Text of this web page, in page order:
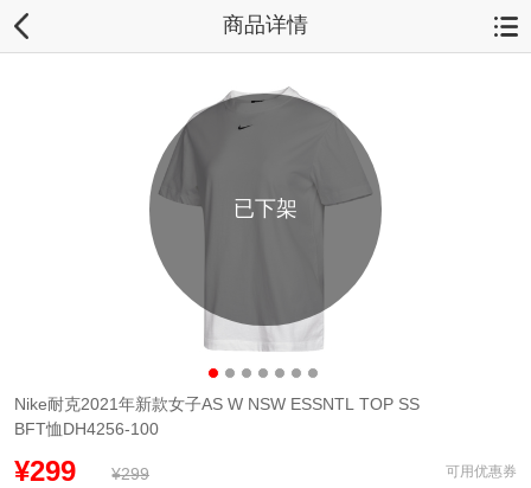
商品详情
已下架
Nike耐克2021年新款女子AS W NSW ESSNTL TOP SS
BFT恤DH4256-100
¥299 ¥299 可用优惠券